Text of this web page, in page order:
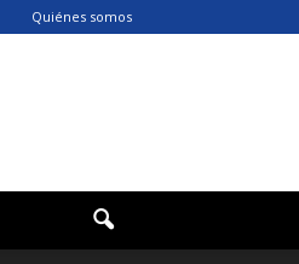
Quiénes somos